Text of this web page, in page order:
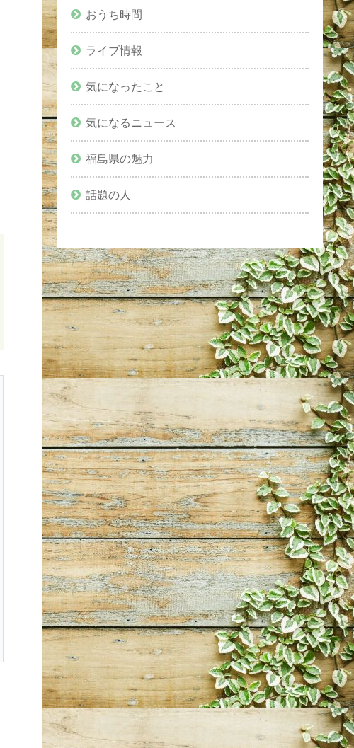
おうち時間
ライブ情報
気になったこと
気になるニュース
福島県の魅力
話題の人